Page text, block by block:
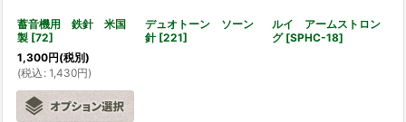
蓄音機用 鉄針 米国
製 [72]
1,300円(税別)
(税込 : 1,430円)
デュオトーン ソーン
針 [221]
ルイ アームストロン
グ [SPHC-18]